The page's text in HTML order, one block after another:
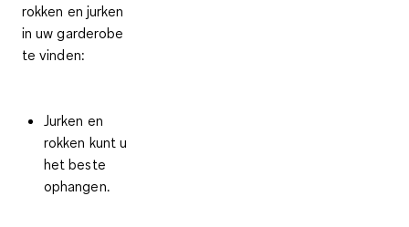
rokken en jurken
in uw garderobe
te vinden:
Jurken en
rokken kunt u
het beste
ophangen.